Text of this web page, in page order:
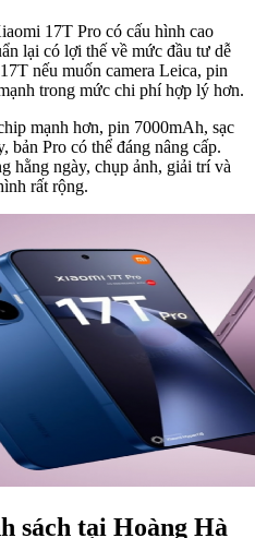
17T Pro có cấu hình cao
lại có lợi thế về mức đầu tư dễ
nếu muốn camera Leica, pin
trong mức chi phí hợp lý hơn.
mạnh hơn, pin 7000mAh, sạc
bản Pro có thể đáng nâng cấp.
hằng ngày, chụp ảnh, giải trí và
rất rộng.
sách tại Hoàng Hà